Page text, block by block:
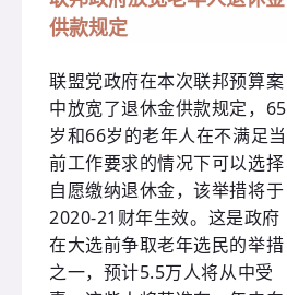
供款规定
联盟党政府在本次联邦预算案
中放宽了退休金供款规定，65
岁和66岁的老年人在不满足当
前工作要求的情况下可以选择
自愿缴纳退休金，该举措将于
2020-21财年生效。这是政府
在大选前争取老年选民的举措
之一，预计5.5万人将从中受